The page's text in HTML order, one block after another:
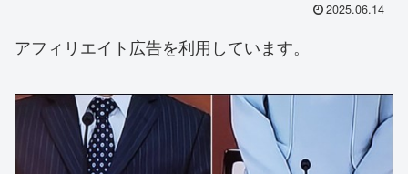
2025.06.14
アフィリエイト広告を利用しています。